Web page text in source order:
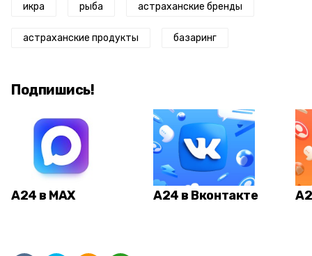
икра рыба астраханские бренды
астраханские продукты базаринг
Подпишись!
А24 в MAX А24 в Вконтакте